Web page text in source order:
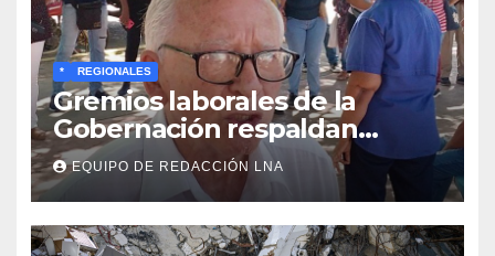
* REGIONALES
Gremios laborales de la
Gobernación respaldan
propuesta de Bono
Recreativo de 100 dólares
para jubilados, pensionados y
activos
EQUIPO DE REDACCIÓN LNA